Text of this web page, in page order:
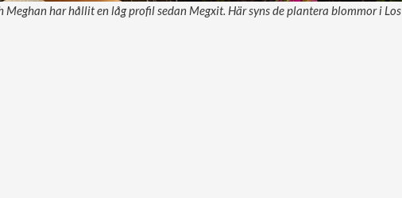
har hållit en låg profil sedan Megxit. Här syns de plantera blommor i Los